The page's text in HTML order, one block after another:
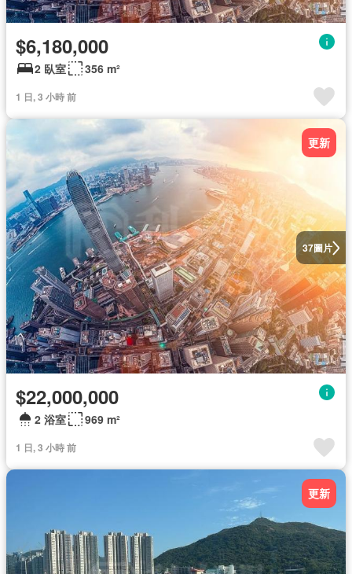
$6,180,000
2 臥室 356 m²
1 日, 3 小時 前
37圖片
更新
$22,000,000
2 浴室 969 m²
1 日, 3 小時 前
更新